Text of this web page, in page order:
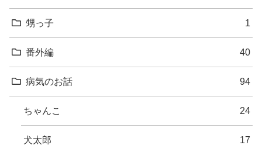
甥っ子 1
番外編 40
病気のお話 94
ちゃんこ 24
犬太郎 17